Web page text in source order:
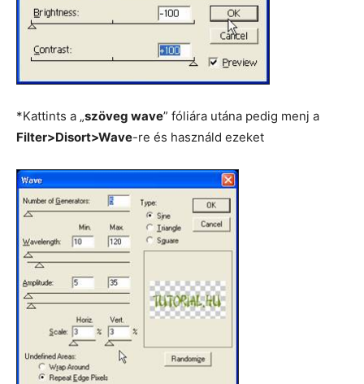
*Kattints a „szöveg wave” fóliára utána pedig menj a
Filter>Disort>Wave-re és használd ezeket